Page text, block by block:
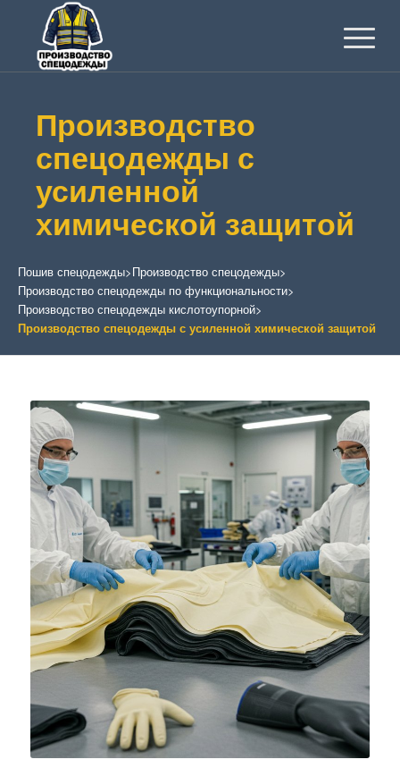
Производство
спецодежды с
усиленной
химической защитой
Пошив спецодежды>Производство спецодежды>
Производство спецодежды по функциональности>
Производство спецодежды кислотоупорной>
Производство спецодежды с усиленной химической защитой